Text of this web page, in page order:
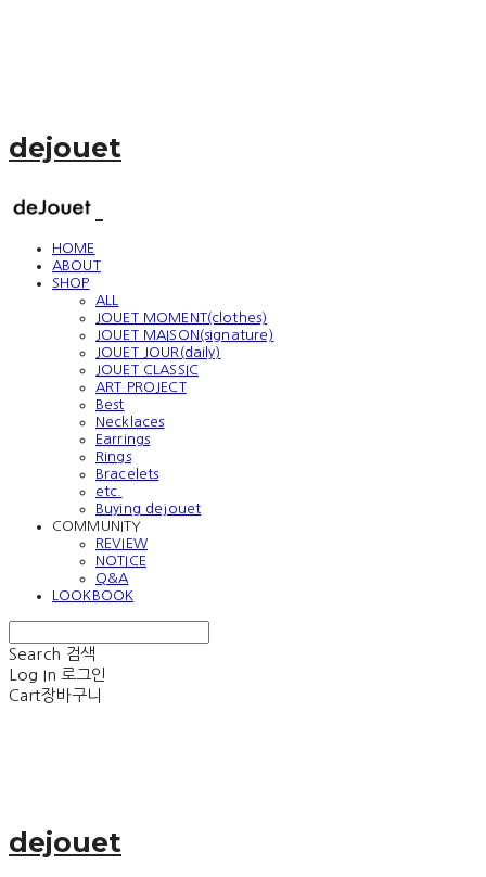
dejouet
HOME
ABOUT
SHOP
ALL
JOUET MOMENT(clothes)
JOUET MAISON(signature)
JOUET JOUR(daily)
JOUET CLASSIC
ART PROJECT
Best
Necklaces
Earrings
Rings
Bracelets
etc.
Buying dejouet
COMMUNITY
REVIEW
NOTICE
Q&A
LOOKBOOK
Search 검색
Log In 로그인
Cart장바구니
dejouet